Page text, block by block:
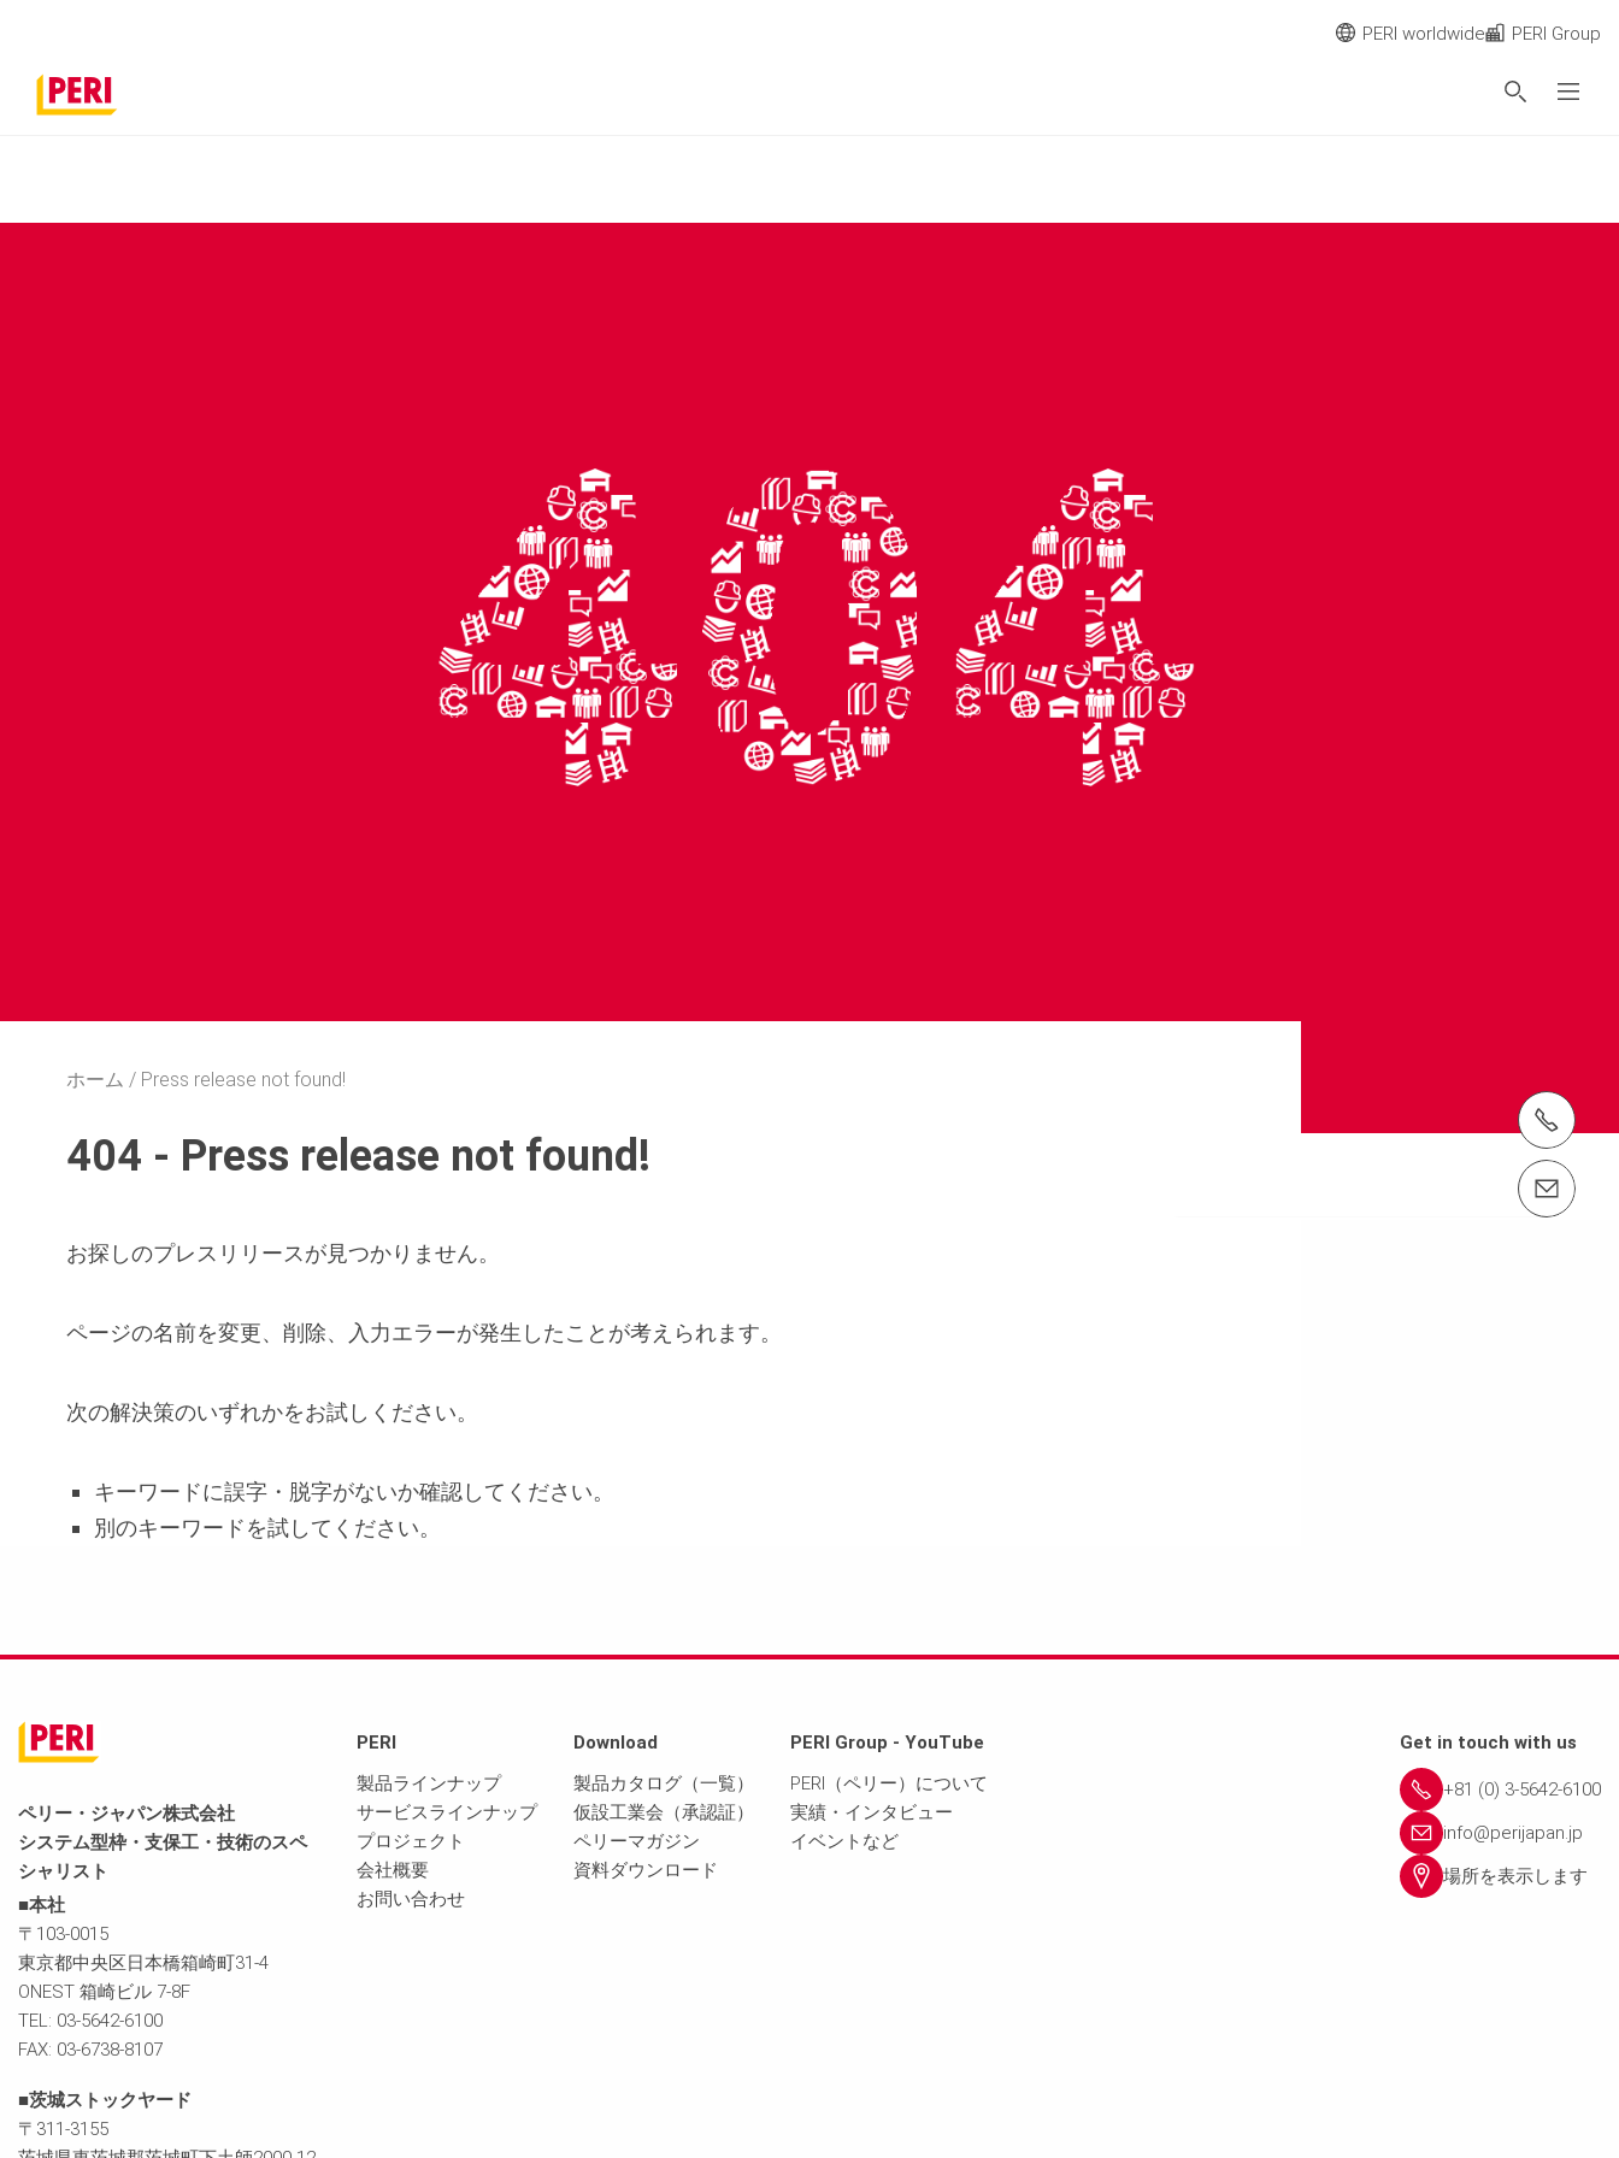
ホーム Press release not found!
404 - Press release not found!
お探しのプレスリリースが見つかりません。
ページの名前を変更、削除、入力エラーが発生したことが考えられます。
次の解決策のいずれかをお試しください。
キーワードに誤字・脱字がないか確認してください。
別のキーワードを試してください。
PERI worldwide PERI Group
ペリー・ジャパン株式会社
システム型枠・支保工・技術のスペ
シャリスト
■本社
〒103-0015
東京都中央区日本橋箱崎町31-4
ONEST 箱崎ビル 7-8F
TEL: 03-5642-6100
FAX: 03-6738-8107
■茨城ストックヤード
〒311-3155
PERI
製品ラインナップ
サービスラインナップ
プロジェクト
会社概要
お問い合わせ
Download
製品カタログ（一覧）
仮設工業会（承認証）
ペリーマガジン
資料ダウンロード
PERI Group - YouTube
PERI（ペリー）について
実績・インタビュー
イベントなど
Get in touch with us
+81 (0) 3-5642-6100
info@perijapan.jp
場所を表示します